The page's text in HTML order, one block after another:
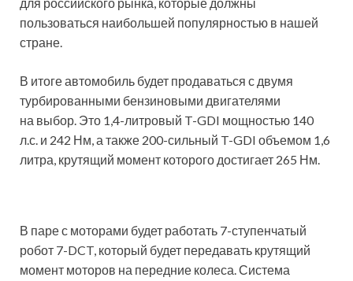
для российского рынка, которые должны
пользоваться наибольшей популярностью в нашей
стране.
В итоге автомобиль будет продаваться с двумя
турбированными бензиновыми двигателями
на выбор. Это 1,4-литровый T-GDI мощностью 140
л.с. и 242 Нм, а также 200-сильный T-GDI объемом 1,6
литра, крутящий момент которого достигает 265 Нм.
В паре с моторами будет работать 7-ступенчатый
робот 7-DCT, который будет передавать крутящий
момент моторов на передние колеса. Система